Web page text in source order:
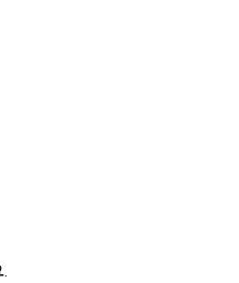
.